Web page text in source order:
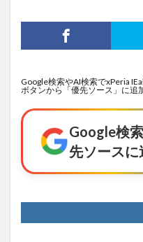
Google検索やAI検索でxPeria
ボタンから「優先ソース」に追
Google検
先ソースに